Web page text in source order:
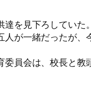
を見下ろしていた。
人が一緒だったが、
委員会は、校長と教